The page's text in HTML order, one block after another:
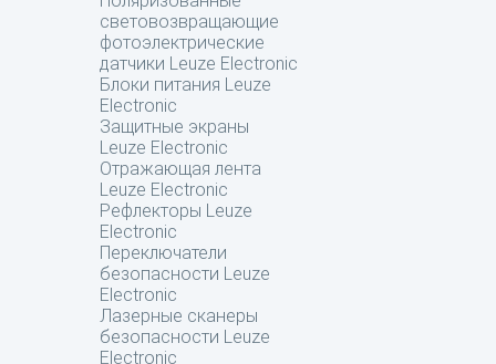
световозвращающие
фотоэлектрические
датчики Leuze Electronic
Блоки питания Leuze
Electronic
Защитные экраны
Leuze Electronic
Отражающая лента
Leuze Electronic
Рефлекторы Leuze
Electronic
Переключатели
безопасности Leuze
Electronic
Лазерные сканеры
безопасности Leuze
Electronic